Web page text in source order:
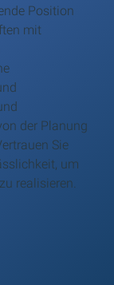
Position
mit
der Planung
Sie
um
realisieren.